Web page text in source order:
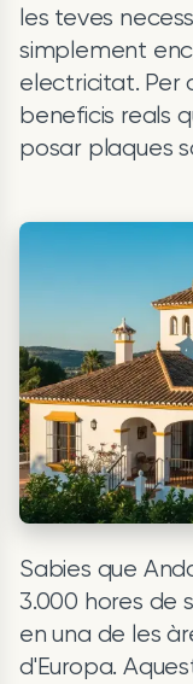
les teves
simplement
electricitat. Per
beneficis reals
posar plaques
Sabies que
3.000 hores de
en una de les
d'Europa.